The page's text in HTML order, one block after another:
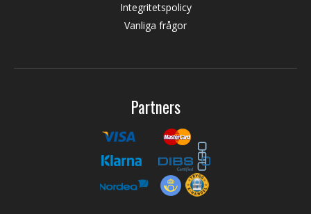
Integritetspolicy
Vanliga frågor
Partners